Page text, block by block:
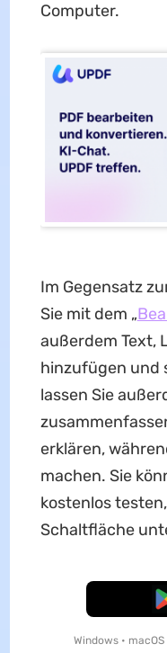
Computer.
Im Gegensatz
Sie mit dem „
außerdem Text,
hinzufügen und
lassen Sie
erklären,
machen. Sie
kostenlos
Schaltfläche
Windows • macOS